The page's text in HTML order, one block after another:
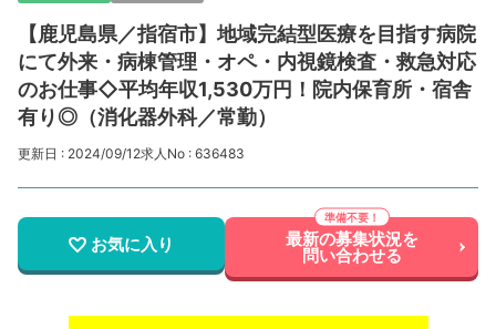
【鹿児島県／指宿市】地域完結型医療を目指す病院
にて外来・病棟管理・オペ・内視鏡検査・救急対応
のお仕事◇平均年収1,530万円！院内保育所・宿舎
有り◎（消化器外科／常勤）
更新日 : 2024/09/12求人No : 636483
お気に入り 最新の募集状況を
問い合わせる